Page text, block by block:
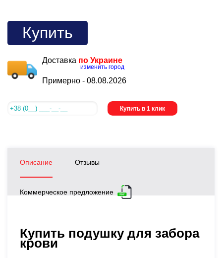
Купить
Доставка по Украине
изменить город
Примерно - 08.08.2026
Купить в 1 клик
Описание Отзывы
Коммерческое предложение
Купить подушку для забора
крови